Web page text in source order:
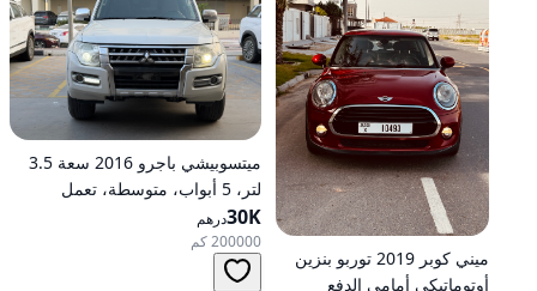
ميني كوبر 2019 توربو بنزين
أوتوماتيكي أمامي الدفع
ميتسوبيشي باجرو 2016 سعة 3.5
لتر، 5 أبواب، متوسطة، تعمل
بالبنزين، أوتوماتيكية، دفع رباعي
30Kدرهم
200000 كم